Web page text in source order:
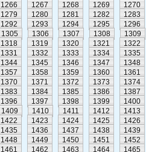
1266 1267 1268 1269
1270
1279 1280 1281 1282
1283
1292 1293 1294 1295
1296
1305 1306 1307 1308
1309
1318 1319 1320 1321
1322
1331 1332 1333 1334
1335
1344 1345 1346 1347
1348
1357 1358 1359 1360
1361
1370 1371 1372 1373
1374
1383 1384 1385 1386
1387
1396 1397 1398 1399
1400
1409 1410 1411 1412
1413
1422 1423 1424 1425
1426
1435 1436 1437 1438
1439
1448 1449 1450 1451
1452
1461 1462 1463 1464
1465